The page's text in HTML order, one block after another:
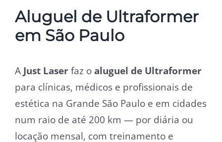
Aluguel de Ultraformer
em São Paulo
A Just Laser faz o aluguel de Ultraformer
para clínicas, médicos e profissionais de
estética na Grande São Paulo e em cidades
num raio de até 200 km — por diária ou
locação mensal, com treinamento e